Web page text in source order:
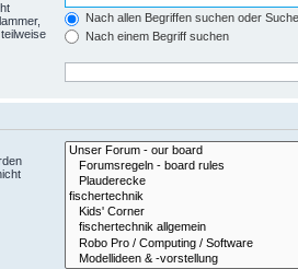
Nach allen Begriffen suchen oder
Nach einem Begriff suchen